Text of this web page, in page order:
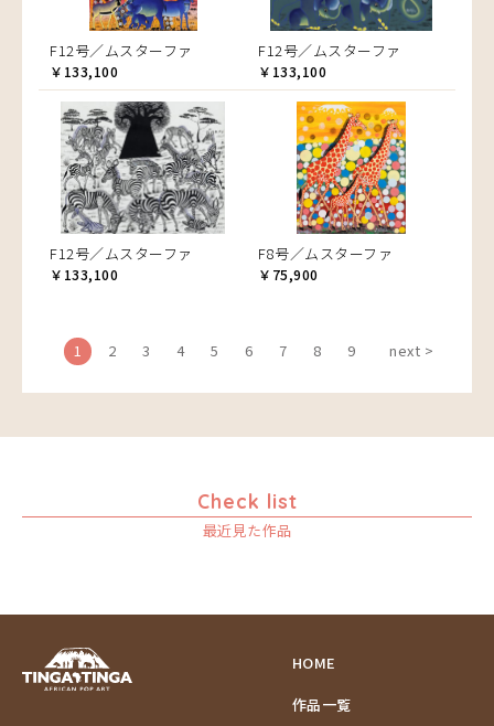
F12号／ムスターファ
￥133,100
F12号／ムスターファ
￥133,100
F12号／ムスターファ
￥133,100
F8号／ムスターファ
￥75,900
1 2 3 4 5 6 7 8 9 next >
Check list
最近見た作品
HOME
作品一覧